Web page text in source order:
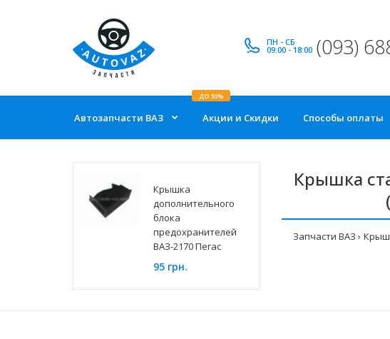
ПН - СБ
09:00 - 18:00 (093)
Автозапчасти ВАЗ Акции и Скидки
ДО 30%
Способы оплаты
Крышка
дополнительного
блока
предохранителей
ВАЗ-2170 Пегас
95 грн.
Крышка
Запчасти ВАЗ